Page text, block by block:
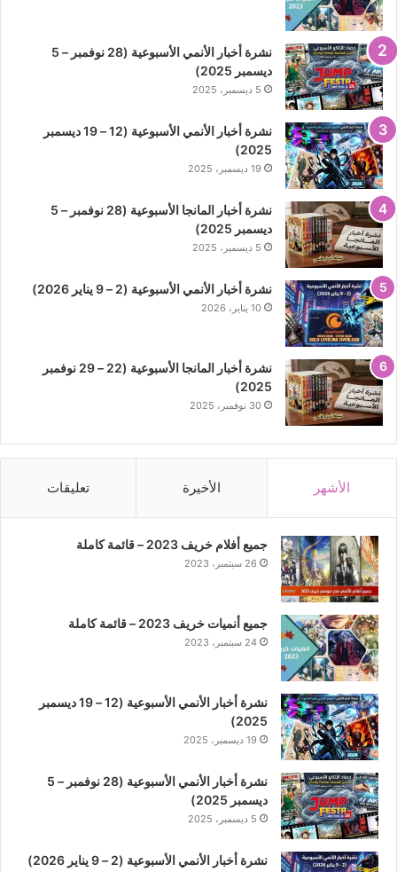
نشرة أخبار الأنمي الأسبوعية (28 نوفمبر – 5
ديسمبر 2025)
5 ديسمبر، 2025
نشرة أخبار الأنمي الأسبوعية (12 – 19 ديسمبر
2025)
19 ديسمبر، 2025
نشرة أخبار المانجا الأسبوعية (28 نوفمبر – 5
ديسمبر 2025)
5 ديسمبر، 2025
نشرة أخبار الأنمي الأسبوعية (2 – 9 يناير 2026)
10 يناير، 2026
نشرة أخبار المانجا الأسبوعية (22 – 29 نوفمبر
2025)
30 نوفمبر، 2025
الأشهر الأخيرة تعليقات
جميع أفلام خريف 2023 – قائمة كاملة
26 سبتمبر، 2023
جميع أنميات خريف 2023 – قائمة كاملة
24 سبتمبر، 2023
نشرة أخبار الأنمي الأسبوعية (12 – 19 ديسمبر
2025)
19 ديسمبر، 2025
نشرة أخبار الأنمي الأسبوعية (28 نوفمبر – 5
ديسمبر 2025)
5 ديسمبر، 2025
نشرة أخبار الأنمي الأسبوعية (2 – 9 يناير 2026)